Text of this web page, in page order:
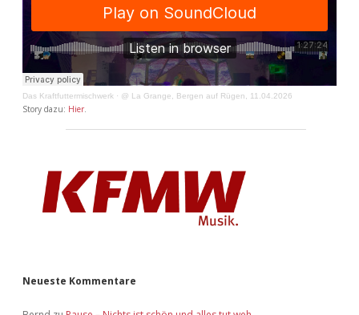
Das Kraftfuttermischwerk · @ La Grange, Bergen auf Rügen, 11.04.2026
Story dazu: Hier
Neueste Kommentare